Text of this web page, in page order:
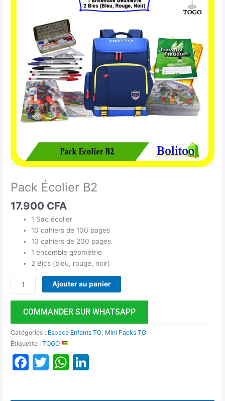
Pack Écolier B2
17.900 CFA
1 Sac écolier
10 cahiers de 100 pages
10 cahiers de 200 pages
1 ensemble géométrie
2 Bics (bleu, rouge, noir)
Ajouter au panier
COMMANDER SUR WHATSAPP
Catégories : Espace Enfants TG Mini Packs TG
Étiquette :TOGO
Facebook
TwitterWhatsApp